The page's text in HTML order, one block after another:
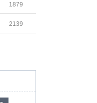
1879
2139